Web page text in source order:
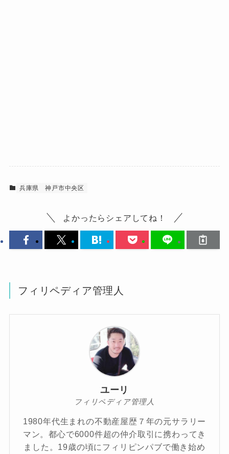
兵庫県 神戸市中央区
よかったらシェアしてね！
フィリペディア管理人
ユーリ
フィリペディア管理人
1980年代生まれの不動産屋歴７年の元サラリー
マン。都心で6000件超の仲介取引に携わってき
ました。19歳の頃にフィリピンパブで働き始め